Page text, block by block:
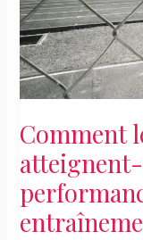
radicalement
vos
résultats
?
Comment